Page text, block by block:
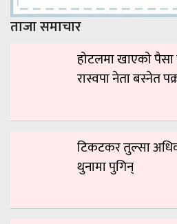
ताजा समाचार
होटलमा खाएको पैसा
रास्वपा नेता बस्नेत
टिकटकर तुल्सा
थुनामा पुगिन्